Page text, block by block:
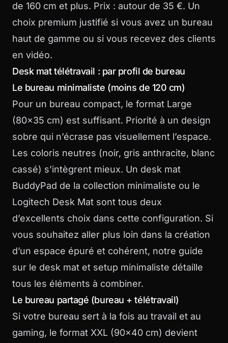
de 160 cm et plus. Prix : autour de 35 €. Un
choix premium justifié si vous avez un bureau
haut de gamme ou si vous recevez des clients
en vidéo.
Desk mat télétravail : par profil de bureau
Le bureau minimaliste (moins de 120 cm)
Pour un bureau compact, le format Large
(80×35 cm) est suffisant. Priorité à un design
sobre qui n’écrase pas visuellement l’espace.
Les coloris neutres (noir, gris anthracite, blanc
cassé) s’intègrent mieux. Un desk mat
BuddyPad de la collection minimaliste ou le
Logitech Desk Mat sont tous deux
d’excellents choix dans cette configuration. Si
vous souhaitez aller plus loin dans la création
d’un espace épuré et cohérent, notre guide
sur le desk mat et setup minimaliste détaille
tous les éléments à combiner.
Le bureau partagé (bureau + télétravail)
Si votre bureau sert à la fois au travail et au
gaming, le format XXL (90×40 cm) devient